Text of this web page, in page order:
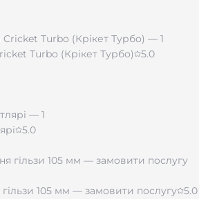
Turbo (Крікет Турбо)
5.0
5.0
105 мм — замовити послугу 5.0